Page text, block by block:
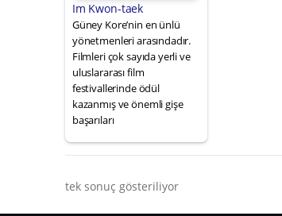
Im Kwon-taek
Güney Kore’nin en ünlü
yönetmenleri arasındadır.
Filmleri çok sayıda yerli ve
uluslararası film
festivallerinde ödül
kazanmış ve önemli gişe
başarıları
tek sonuç gösteriliyor